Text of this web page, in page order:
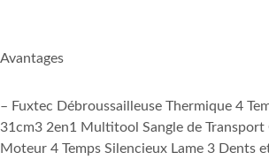
Avantages
– Fuxtec Débroussailleuse Thermique 4
31cm3 2en1 Multitool Sangle de
Moteur 4 Temps Silencieux Lame 3 Dents